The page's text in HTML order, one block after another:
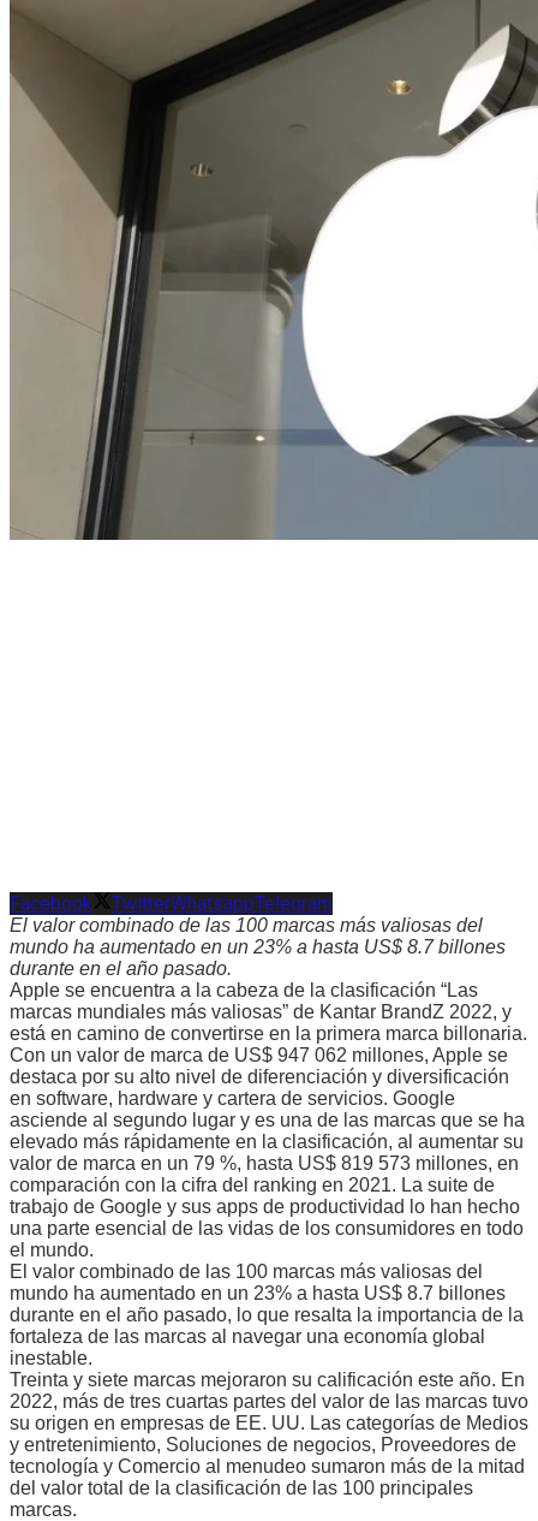
Facebook TwitterWhatsappTelegram
El valor combinado de las 100 marcas más valiosas del
mundo ha aumentado en un 23% a hasta US$ 8.7 billones
durante en el año pasado.
Apple se encuentra a la cabeza de la clasificación “Las
marcas mundiales más valiosas” de Kantar BrandZ 2022, y
está en camino de convertirse en la primera marca billonaria.
Con un valor de marca de US$ 947 062 millones, Apple se
destaca por su alto nivel de diferenciación y diversificación
en software, hardware y cartera de servicios. Google
asciende al segundo lugar y es una de las marcas que se ha
elevado más rápidamente en la clasificación, al aumentar su
valor de marca en un 79 %, hasta US$ 819 573 millones, en
comparación con la cifra del ranking en 2021. La suite de
trabajo de Google y sus apps de productividad lo han hecho
una parte esencial de las vidas de los consumidores en todo
el mundo.
El valor combinado de las 100 marcas más valiosas del
mundo ha aumentado en un 23% a hasta US$ 8.7 billones
durante en el año pasado, lo que resalta la importancia de la
fortaleza de las marcas al navegar una economía global
inestable.
Treinta y siete marcas mejoraron su calificación este año. En
2022, más de tres cuartas partes del valor de las marcas tuvo
su origen en empresas de EE. UU. Las categorías de Medios
y entretenimiento, Soluciones de negocios, Proveedores de
tecnología y Comercio al menudeo sumaron más de la mitad
del valor total de la clasificación de las 100 principales
marcas.